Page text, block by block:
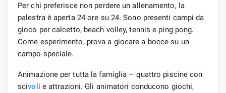
Per chi preferisce non perdere un allenamento, la
palestra è aperta 24 ore su 24. Sono presenti campi da
gioco per calcetto, beach volley, tennis e ping pong.
Come esperimento, prova a giocare a bocce su un
campo speciale.
Animazione per tutta la famiglia – quattro piscine con
scivoli e attrazioni. Gli animatori conducono giochi,